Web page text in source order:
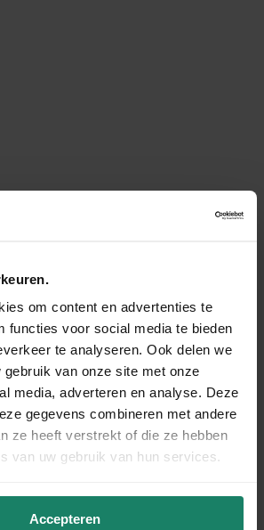
om content en advertenties te
functies voor social media te bieden
te analyseren. Ook delen we
gebruik van onze site met onze
media, adverteren en analyse. Deze
gegevens combineren met andere
ze heeft verstrekt of die ze hebben
van uw gebruik van hun services.
Accepteren